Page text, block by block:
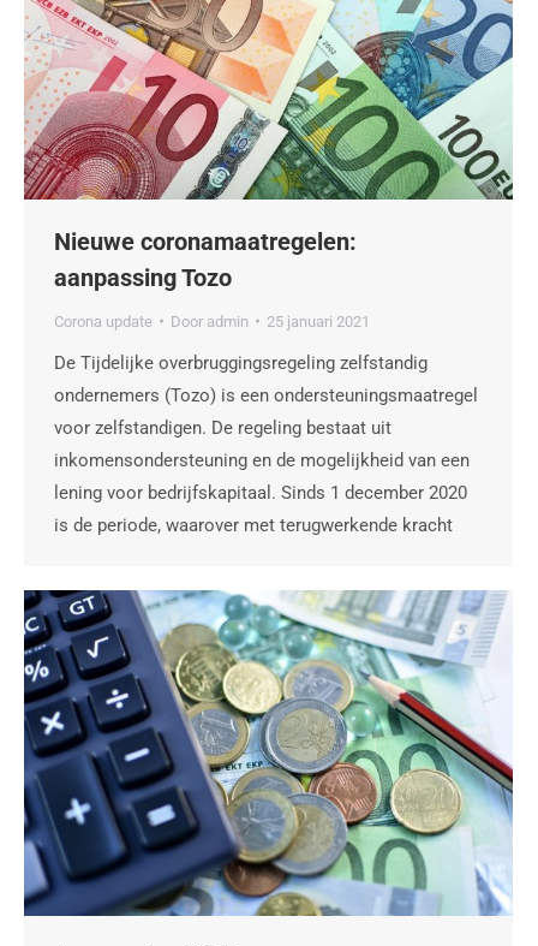
Nieuwe coronamaatregelen:
aanpassing Tozo
Corona update Door admin 25 januari 2021
De Tijdelijke overbruggingsregeling zelfstandig
ondernemers (Tozo) is een ondersteuningsmaatregel
voor zelfstandigen. De regeling bestaat uit
inkomensondersteuning en de mogelijkheid van een
lening voor bedrijfskapitaal. Sinds 1 december 2020
is de periode, waarover met terugwerkende kracht